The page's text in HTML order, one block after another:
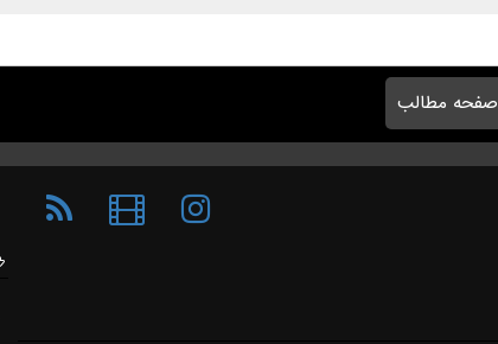
صفحه مطالب